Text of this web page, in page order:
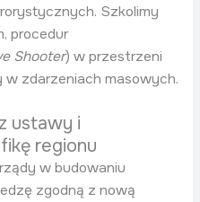
Szkolimy
procedur
Shooter) w przestrzeni
zdarzeniach masowych.
ustawy i
regionu
w budowaniu
zgodną z nową